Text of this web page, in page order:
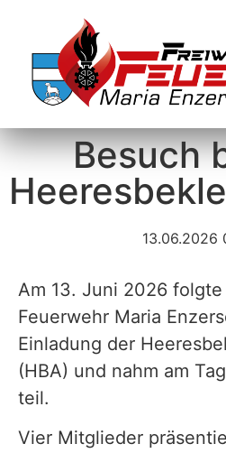
Besuch
13.06.2026
Am 13. Juni 2026
Feuerwehr Maria
Einladung der
(HBA) und nahm am
teil.
Vier Mitglieder